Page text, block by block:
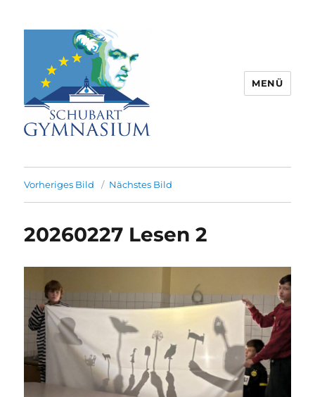
Partnerschule für Europa |
Rombacherstr. 30 | 73430 Aalen
MENÜ
Vorheriges Bild Nächstes Bild
20260227 Lesen 2